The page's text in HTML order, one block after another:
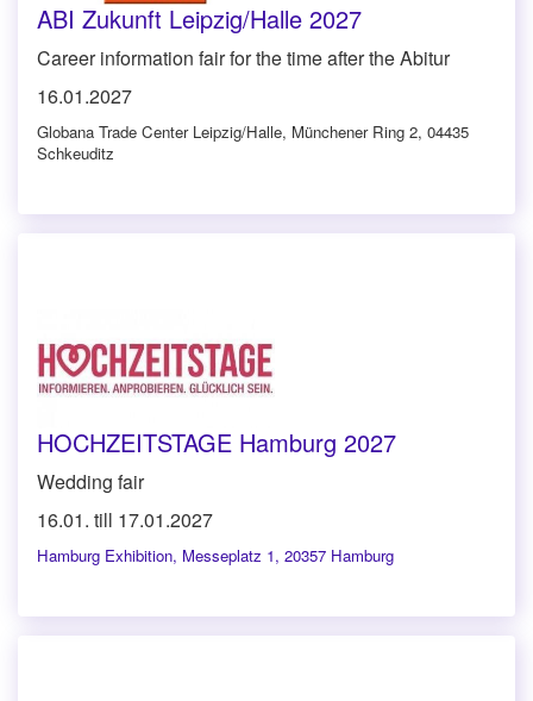
ABI Zukunft Leipzig/Halle 2027
Career information fair for the time after the Abitur
16.01.2027
Globana Trade Center Leipzig/Halle, Münchener Ring 2, 04435
Schkeuditz
HOCHZEITSTAGE Hamburg 2027
Wedding fair
16.01. till 17.01.2027
Hamburg Exhibition, Messeplatz 1, 20357 Hamburg